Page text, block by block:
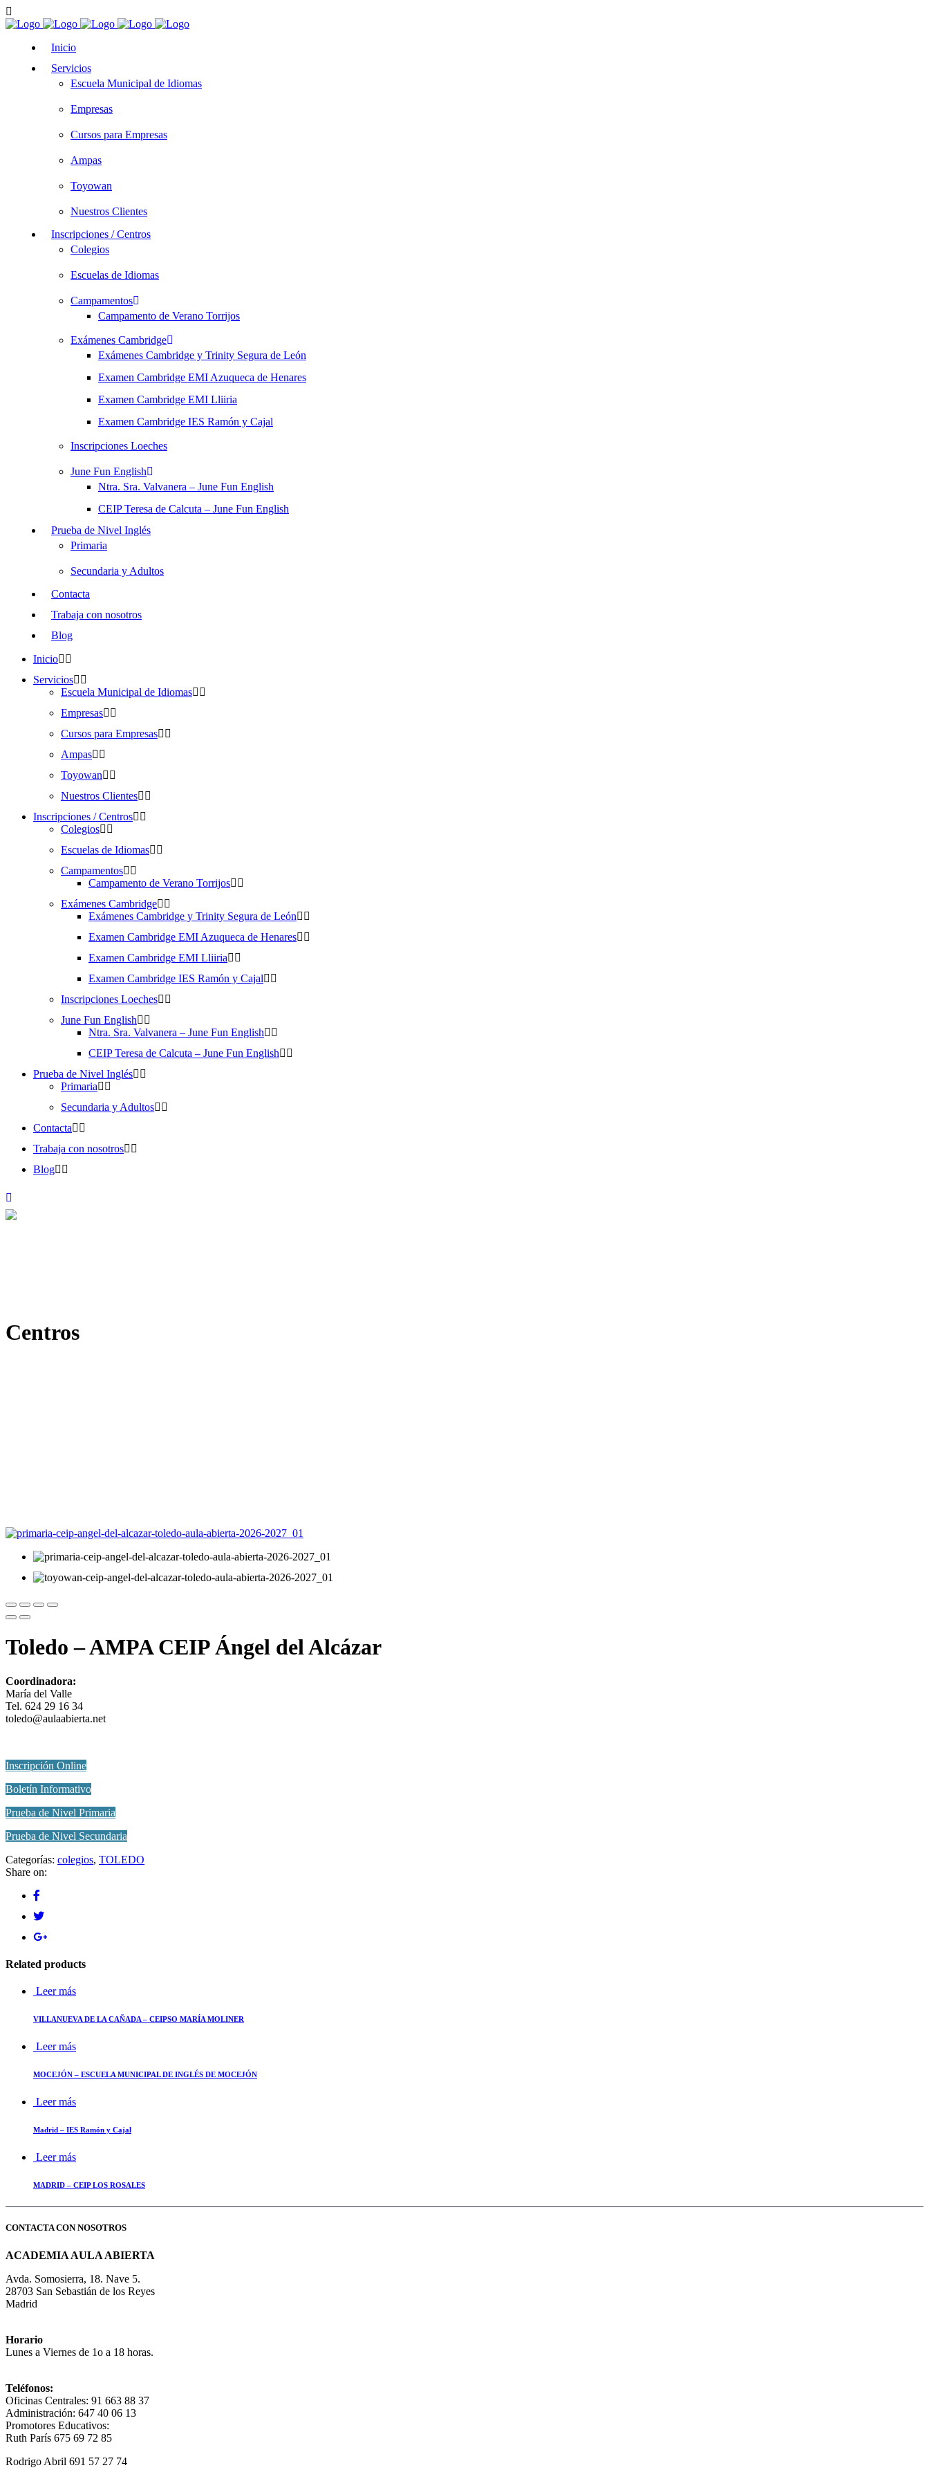
Inicio
Servicios
Escuela Municipal de Idiomas
Empresas
Cursos para Empresas
Ampas
Toyowan
Nuestros Clientes
Inscripciones / Centros
Colegios
Escuelas de Idiomas
Campamentos
Campamento de Verano Torrijos
Exámenes Cambridge
Exámenes Cambridge y Trinity Segura de León
Examen Cambridge EMI Azuqueca de Henares
Examen Cambridge EMI Lliiria
Examen Cambridge IES Ramón y Cajal
Inscripciones Loeches
June Fun English
Ntra. Sra. Valvanera – June Fun English
CEIP Teresa de Calcuta – June Fun English
Prueba de Nivel Inglés
Primaria
Secundaria y Adultos
Contacta
Trabaja con nosotros
Blog
Inicio
Servicios
Escuela Municipal de Idiomas
Empresas
Cursos para Empresas
Ampas
Toyowan
Nuestros Clientes
Inscripciones / Centros
Colegios
Escuelas de Idiomas
Campamentos
Campamento de Verano Torrijos
Exámenes Cambridge
Exámenes Cambridge y Trinity Segura de León
Examen Cambridge EMI Azuqueca de Henares
Examen Cambridge EMI Lliiria
Examen Cambridge IES Ramón y Cajal
Inscripciones Loeches
June Fun English
Ntra. Sra. Valvanera – June Fun English
CEIP Teresa de Calcuta – June Fun English
Prueba de Nivel Inglés
Primaria
Secundaria y Adultos
Contacta
Trabaja con nosotros
Blog
Centros
Toledo – AMPA CEIP Ángel del Alcázar
Coordinadora:
María del Valle
Tel. 624 29 16 34
toledo@aulaabierta.net
Inscripción Online
Boletín Informativo
Prueba de Nivel Primaria
Prueba de Nivel Secundaria
Categorías: colegios, TOLEDO
Share on:
Related products
Leer más
VILLANUEVA DE LA CAÑADA – CEIPSO MARÍA MOLINER
Leer más
MOCEJÓN – ESCUELA MUNICIPAL DE INGLÉS DE MOCEJÓN
Leer más
Madrid – IES Ramón y Cajal
Leer más
MADRID – CEIP LOS ROSALES
CONTACTA CON NOSOTROS
ACADEMIA AULA ABIERTA
Avda. Somosierra, 18. Nave 5.
28703 San Sebastián de los Reyes
Madrid
Horario
Lunes a Viernes de 1o a 18 horas.
Teléfonos:
Oficinas Centrales: 91 663 88 37
Administración: 647 40 06 13
Promotores Educativos:
Ruth París 675 69 72 85
Rodrigo Abril 691 57 27 74